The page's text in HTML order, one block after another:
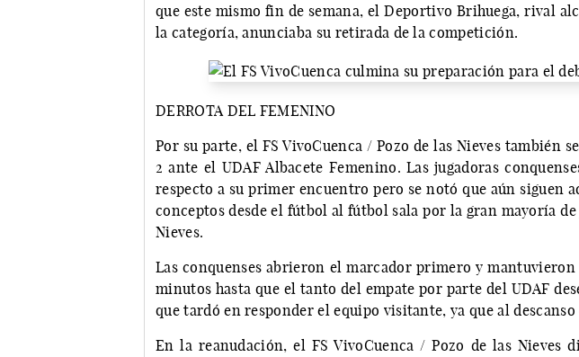
que este mismo fin de semana, el Deportivo Brihuega, rival
la categoría, anunciaba su retirada de la competición.
DERROTA DEL FEMENINO
Por su parte, el FS VivoCuenca / Pozo de las Nieves también
2 ante el UDAF Albacete Femenino. Las jugadoras
respecto a su primer encuentro pero se notó que aún siguen
conceptos desde el fútbol al fútbol sala por la gran mayoría de
Nieves.
Las conquenses abrieron el marcador primero y
minutos hasta que el tanto del empate por parte del UDAF
que tardó en responder el equipo visitante, ya que al
En la reanudación, el FS VivoCuenca / Pozo de las Nieves